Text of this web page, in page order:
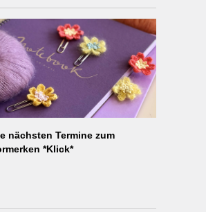
nächsten Termine zum
*Klick*